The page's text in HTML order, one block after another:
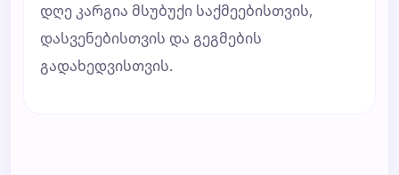
დღე კარგია მსუბუქი საქმეებისთვის,
დასვენებისთვის და გეგმების
გადახედვისთვის.